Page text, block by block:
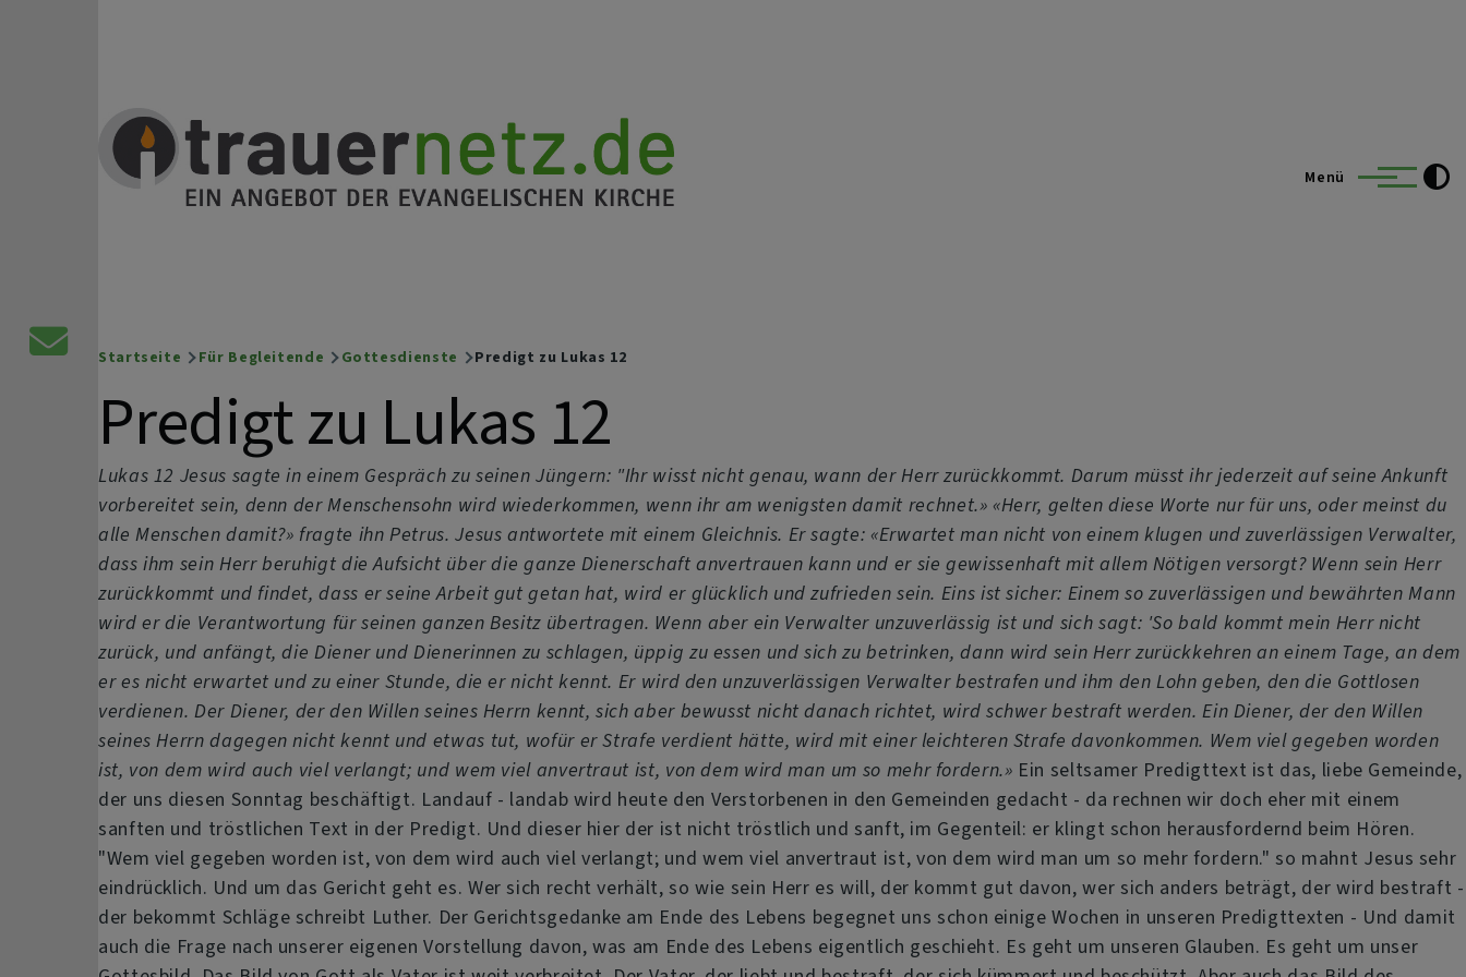
Trauernetz
Ein Angebot der evangelischen Kirche
Menü
Breadcrumb
Startseite Für Begleitende Gottesdienste Predigt zu Lukas 12
Predigt zu Lukas 12
Lukas 12 Jesus sagte in einem Gespräch zu seinen Jüngern: "Ihr wisst nicht genau, wann der Herr zurückkommt. Darum müsst ihr jederzeit auf seine Ankunft
vorbereitet sein, denn der Menschensohn wird wiederkommen, wenn ihr am wenigsten damit rechnet.» «Herr, gelten diese Worte nur für uns, oder meinst du
alle Menschen damit?» fragte ihn Petrus. Jesus antwortete mit einem Gleichnis. Er sagte: «Erwartet man nicht von einem klugen und zuverlässigen Verwalter,
dass ihm sein Herr beruhigt die Aufsicht über die ganze Dienerschaft anvertrauen kann und er sie gewissenhaft mit allem Nötigen versorgt? Wenn sein Herr
zurückkommt und findet, dass er seine Arbeit gut getan hat, wird er glücklich und zufrieden sein. Eins ist sicher: Einem so zuverlässigen und bewährten Mann
wird er die Verantwortung für seinen ganzen Besitz übertragen. Wenn aber ein Verwalter unzuverlässig ist und sich sagt: 'So bald kommt mein Herr nicht
zurück, und anfängt, die Diener und Dienerinnen zu schlagen, üppig zu essen und sich zu betrinken, dann wird sein Herr zurückkehren an einem Tage, an dem
er es nicht erwartet und zu einer Stunde, die er nicht kennt. Er wird den unzuverlässigen Verwalter bestrafen und ihm den Lohn geben, den die Gottlosen
verdienen. Der Diener, der den Willen seines Herrn kennt, sich aber bewusst nicht danach richtet, wird schwer bestraft werden. Ein Diener, der den Willen
seines Herrn dagegen nicht kennt und etwas tut, wofür er Strafe verdient hätte, wird mit einer leichteren Strafe davonkommen. Wem viel gegeben worden
ist, von dem wird auch viel verlangt; und wem viel anvertraut ist, von dem wird man um so mehr fordern.» Ein seltsamer Predigttext ist das, liebe Gemeinde,
der uns diesen Sonntag beschäftigt. Landauf - landab wird heute den Verstorbenen in den Gemeinden gedacht - da rechnen wir doch eher mit einem
sanften und tröstlichen Text in der Predigt. Und dieser hier der ist nicht tröstlich und sanft, im Gegenteil: er klingt schon herausfordernd beim Hören.
"Wem viel gegeben worden ist, von dem wird auch viel verlangt; und wem viel anvertraut ist, von dem wird man um so mehr fordern." so mahnt Jesus sehr
eindrücklich. Und um das Gericht geht es. Wer sich recht verhält, so wie sein Herr es will, der kommt gut davon, wer sich anders beträgt, der wird bestraft -
der bekommt Schläge schreibt Luther. Der Gerichtsgedanke am Ende des Lebens begegnet uns schon einige Wochen in unseren Predigttexten - Und damit
auch die Frage nach unserer eigenen Vorstellung davon, was am Ende des Lebens eigentlich geschieht. Es geht um unseren Glauben. Es geht um unser
Kontaktformular